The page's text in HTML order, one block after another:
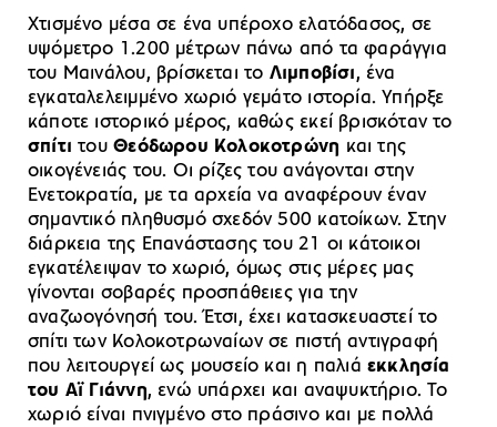
Χτισμένο μέσα σε ένα υπέροχο ελατόδασος, σε
υψόμετρο 1.200 μέτρων πάνω από τα φαράγγια
του Μαινάλου, βρίσκεται το Λιμποβίσι, ένα
εγκαταλελειμμένο χωριό γεμάτο ιστορία. Υπήρξε
κάποτε ιστορικό μέρος, καθώς εκεί βρισκόταν το
σπίτι τουΘεόδωρου Κολοκοτρώνη και της
οικογένειάς του. Οι ρίζες του ανάγονται στην
Ενετοκρατία, με τα αρχεία να αναφέρουν έναν
σημαντικό πληθυσμό σχεδόν 500 κατοίκων. Στην
διάρκεια της Επανάστασης του 21 οι κάτοικοι
εγκατέλειψαν το χωριό, όμως στις μέρες μας
γίνονται σοβαρές προσπάθειες για την
αναζωογόνησή του. Έτσι, έχει κατασκευαστεί το
σπίτι των Κολοκοτρωναίων σε πιστή αντιγραφή
που λειτουργεί ως μουσείο και η παλιά εκκλησία
του Αϊ Γιάννη, ενώ υπάρχει και αναψυκτήριο. Το
χωριό είναι πνιγμένο στο πράσινο και με πολλά